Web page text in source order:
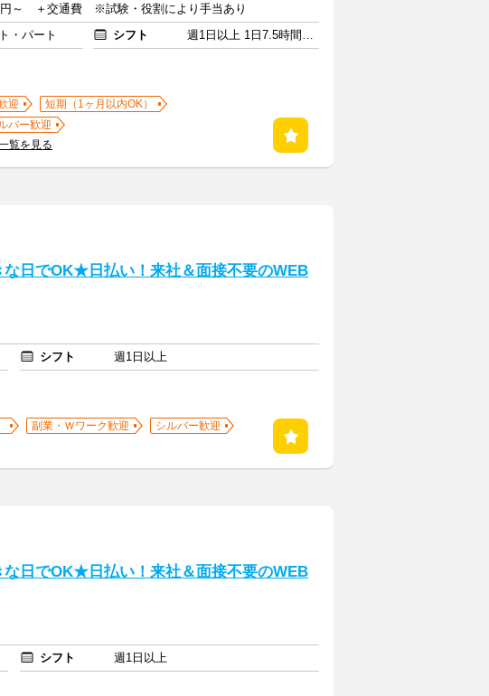
円～ ＋交通費 ※試験・役割により手当あり
・パート シフト
週1日以上 1日7.5時間以上
迎
短期（1ヶ月以内OK）
バー歓迎
覧を見る
な日でOK★日払い！来社＆面接不要のWEB
シフト
週1日以上
副業・Ｗワーク歓迎
シルバー歓迎
な日でOK★日払い！来社＆面接不要のWEB
シフト
週1日以上